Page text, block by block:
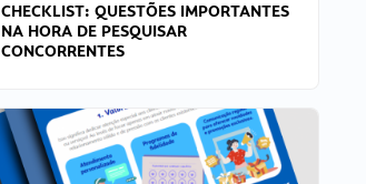
CHECKLIST: QUESTÕES IMPORTANTES
NA HORA DE PESQUISAR
CONCORRENTES